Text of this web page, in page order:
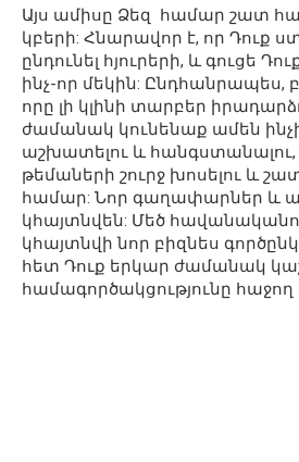
Այս ամիսը Ձեզ համար շատ
կբերի: Հնարավոր է, որ Դուք
ընդունել հյուրերի, և գուցե
ինչ-որ մեկին:
որը լի կլինի տարբեր
ժամանակ կունենաք ամեն
աշխատելու և
թեմաների շուրջ խոսելու և
համար: Նոր գաղափարներ և
կհայտնվեն: Մեծ
կհայտնվի նոր բիզնես
հետ Դուք երկար ժամանակ
համագործակցությունը հաջող